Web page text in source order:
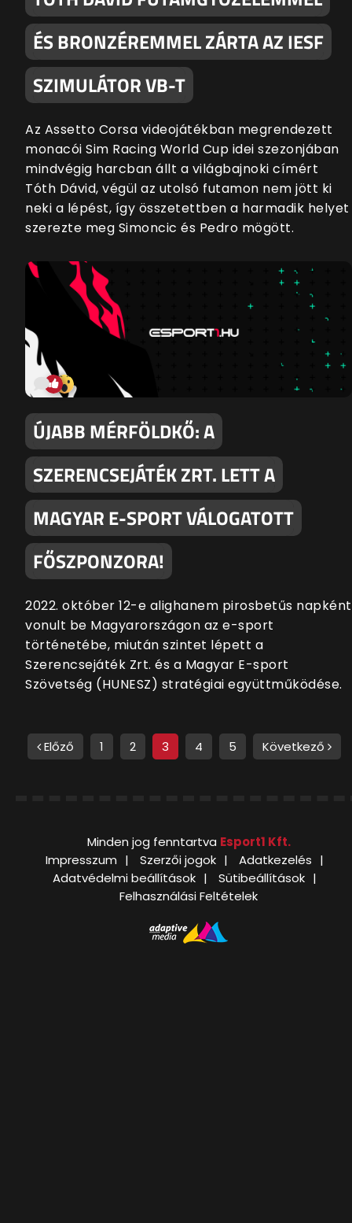
ÉS BRONZÉREMMEL ZÁRTA AZ IESF
SZIMULÁTOR VB-T
Az Assetto Corsa videojátékban megrendezett
monacói Sim Racing World Cup idei szezonjában
mindvégig harcban állt a világbajnoki címért
Tóth Dávid, végül az utolsó futamon nem jött ki
neki a lépést, így összetettben a harmadik helyet
szerezte meg Simoncic és Pedro mögött.
ÚJABB MÉRFÖLDKŐ: A
SZERENCSEJÁTÉK ZRT. LETT A
MAGYAR E-SPORT VÁLOGATOTT
FŐSZPONZORA!
2022. október 12-e alighanem pirosbetűs napként
vonult be Magyarországon az e-sport
történetébe, miután szintet lépett a
Szerencsejáték Zrt. és a Magyar E-sport
Szövetség (HUNESZ) stratégiai együttműködése.
Előző 1 2 3 4 5 Következő
Minden jog fenntartva Esport1 Kft.
Impresszum
Szerzői jogok
Adatkezelés
Adatvédelmi beállítások
Sütibeállítások
Felhasználási Feltételek